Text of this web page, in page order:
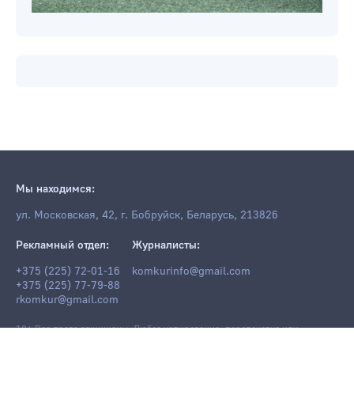
Мы находимся:
ул. Московская, 42, г. Бобруйск, Беларусь, 213826
Рекламный отдел:
+375 (225) 72-01-16
+375 (225) 77-79-88
rkomkur@gmail.com
Журналисты:
komkurinfo@gmail.com
18+ Все права защищены. Любое копирование, перепечатка или